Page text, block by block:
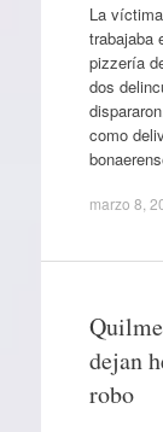
La
trabajaba
pizzería
dos
como
marzo 8,
dejan
robo